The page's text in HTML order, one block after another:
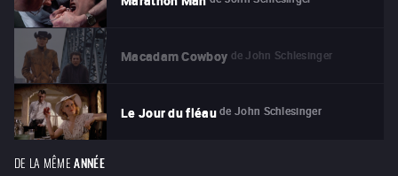
Macadam Cowboy de John Schlesinger
Le Jour du fléau de John Schlesinger
DE LA MÊME ANNÉE